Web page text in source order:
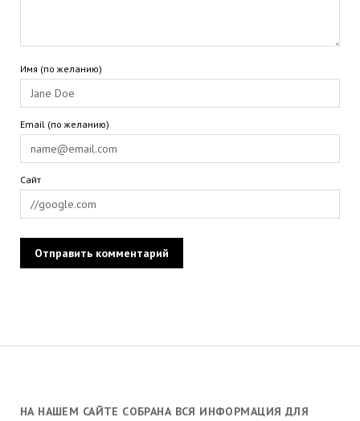
НА НАШЕМ САЙТЕ СОБРАНА ВСЯ ИНФОРМАЦИЯ ДЛЯ
Имя (по желанию)
Email (по желанию)
Сайт